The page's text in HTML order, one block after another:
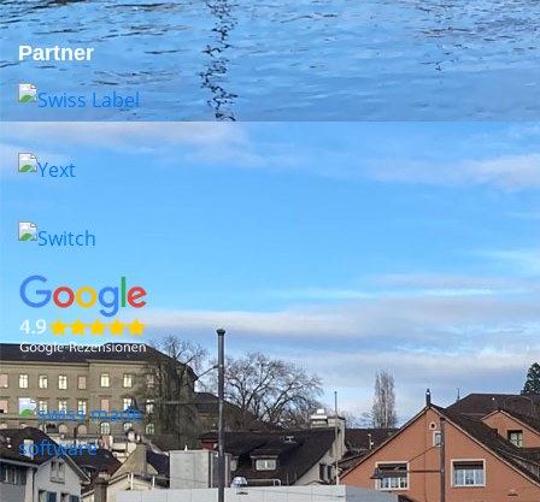
Partner